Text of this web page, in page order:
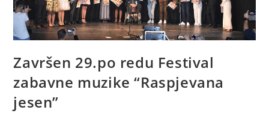
Završen 29.po redu Festival
zabavne muzike “Raspjevana
jesen”